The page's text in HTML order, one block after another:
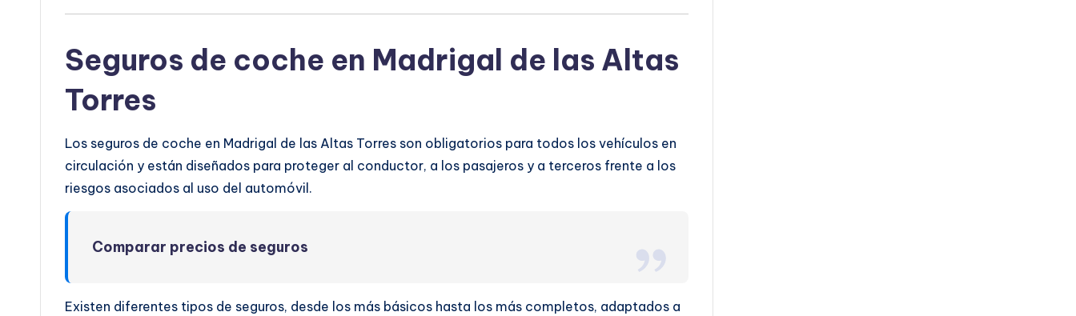
Seguros de coche en Madrigal de las Altas
Torres
Los seguros de coche en Madrigal de las Altas Torres son obligatorios para todos los vehículos en
circulación y están diseñados para proteger al conductor, a los pasajeros y a terceros frente a los
riesgos asociados al uso del automóvil.
Comparar precios de seguros
Existen diferentes tipos de seguros, desde los más básicos hasta los más completos, adaptados a